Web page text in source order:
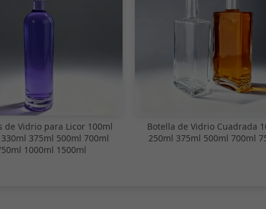
de Vidrio para Licor 100ml
375ml 500ml 700ml
1000ml 1500ml
Botella de Vidrio Cuadrada
250ml 375ml 500ml 700ml